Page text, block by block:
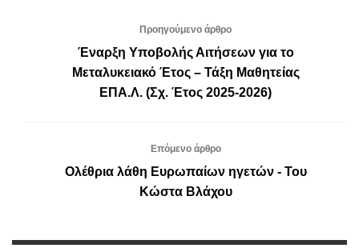
Προηγούμενο άρθρο
Έναρξη Υποβολής Αιτήσεων για το
Μεταλυκειακό Έτος – Τάξη Μαθητείας
ΕΠΑ.Λ. (Σχ. Έτος 2025-2026)
Επόμενο άρθρο
Ολέθρια λάθη Ευρωπαίων ηγετών - Του
Κώστα Βλάχου